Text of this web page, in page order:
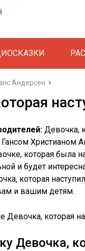
Андерсен
Девочка,
Гансом Христианом
которая была
и будет
которая
и вашим детям.
Девочка,